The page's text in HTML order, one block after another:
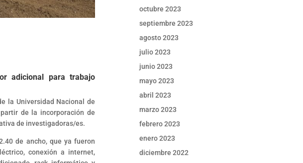
adicional para trabajo
la Universidad Nacional de
de la incorporación de
de investigadoras/es.
de ancho, que ya fueron
conexión a internet,
octubre 2023
septiembre 2023
agosto 2023
julio 2023
junio 2023
mayo 2023
abril 2023
marzo 2023
febrero 2023
enero 2023
diciembre 2022